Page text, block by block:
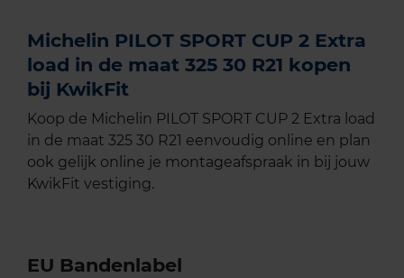
Michelin PILOT SPORT CUP 2 Extra
load in de maat 325 30 R21 kopen
bij KwikFit
Koop de Michelin PILOT SPORT CUP 2 Extra load
in de maat 325 30 R21 eenvoudig online en plan
ook gelijk online je montageafspraak in bij jouw
KwikFit vestiging.
EU Bandenlabel